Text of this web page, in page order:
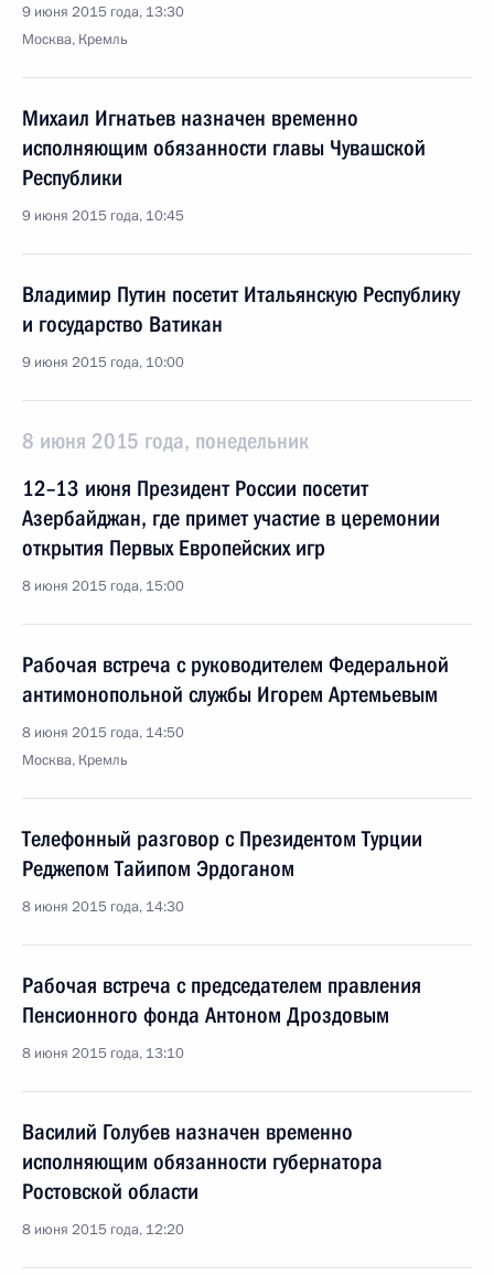
9 июня 2015 года, 13:30
Москва, Кремль
Михаил Игнатьев назначен временно
исполняющим обязанности главы Чувашской
Республики
9 июня 2015 года, 10:45
Владимир Путин посетит Итальянскую Республику
и государство Ватикан
9 июня 2015 года, 10:00
8 июня 2015 года, понедельник
12–13 июня Президент России посетит
Азербайджан, где примет участие в церемонии
открытия Первых Европейских игр
8 июня 2015 года, 15:00
Рабочая встреча с руководителем Федеральной
антимонопольной службы Игорем Артемьевым
8 июня 2015 года, 14:50
Москва, Кремль
Телефонный разговор с Президентом Турции
Реджепом Тайипом Эрдоганом
8 июня 2015 года, 14:30
Рабочая встреча с председателем правления
Пенсионного фонда Антоном Дроздовым
8 июня 2015 года, 13:10
Василий Голубев назначен временно
исполняющим обязанности губернатора
Ростовской области
8 июня 2015 года, 12:20